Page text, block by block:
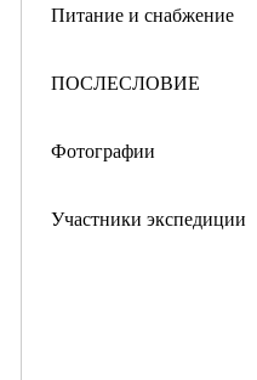
Питание и снабжение
ПОСЛЕСЛОВИЕ
Фотографии
Участники экспедиции